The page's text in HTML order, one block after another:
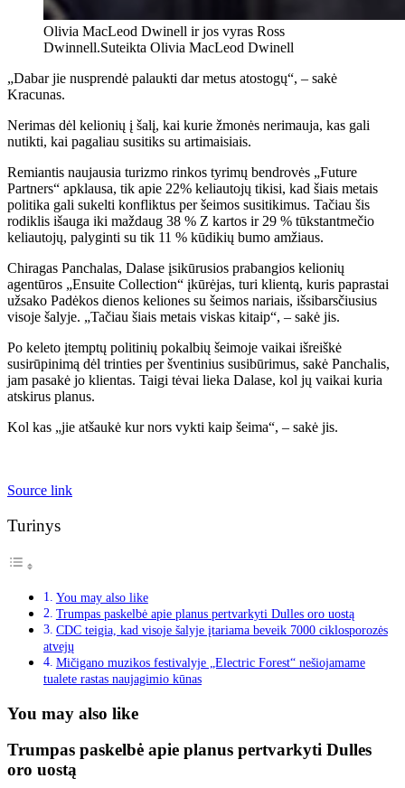
Olivia MacLeod Dwinell ir jos vyras Ross
Dwinnell.Suteikta Olivia MacLeod Dwinell
„Dabar jie nusprendė palaukti dar metus atostogų“, – sakė
Kracunas.
Nerimas dėl kelionių į šalį, kai kurie žmonės nerimauja, kas gali
nutikti, kai pagaliau susitiks su artimaisiais.
Remiantis naujausia turizmo rinkos tyrimų bendrovės „Future
Partners“ apklausa, tik apie 22% keliautojų tikisi, kad šiais metais
politika gali sukelti konfliktus per šeimos susitikimus. Tačiau šis
rodiklis išauga iki maždaug 38 % Z kartos ir 29 % tūkstantmečio
keliautojų, palyginti su tik 11 % kūdikių bumo amžiaus.
Chiragas Panchalas, Dalase įsikūrusios prabangios kelionių
agentūros „Ensuite Collection“ įkūrėjas, turi klientą, kuris paprastai
užsako Padėkos dienos keliones su šeimos nariais, išsibarsčiusius
visoje šalyje. „Tačiau šiais metais viskas kitaip“, – sakė jis.
Po keleto įtemptų politinių pokalbių šeimoje vaikai išreiškė
susirūpinimą dėl trinties per šventinius susibūrimus, sakė Panchalis,
jam pasakė jo klientas. Taigi tėvai lieka Dalase, kol jų vaikai kuria
atskirus planus.
Kol kas „jie atšaukė kur nors vykti kaip šeima“, – sakė jis.
Source link
Turinys
You may also like
Trumpas paskelbė apie planus pertvarkyti Dulles oro uostą
CDC teigia, kad visoje šalyje įtariama beveik 7000 ciklosporozės
atvejų
Mičigano muzikos festivalyje „Electric Forest“ nešiojamame
tualete rastas naujagimio kūnas
You may also like
Trumpas paskelbė apie planus pertvarkyti Dulles
oro uostą